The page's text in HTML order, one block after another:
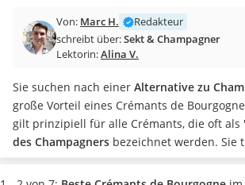
Schwarzkümmelöl bio
Sardinen
Gemüsebrühe
Eiskaffee-Pulver
Irischer Whiskey
Grapefruitkernextrakt
Matcha-Set
Von: Marc H.
Redakteur
schreibt über:Sekt & Champagner
Lektorin:Alina V.
Sie suchen nach einer Alternative zu
große Vorteil eines Crémants de
gilt prinzipiell für alle Crémants, die oft als
des Champagners bezeichnet werden. Sie
Schaumwein? Crémants sind hochwertige
der "Champagner-Methode" hergestellt